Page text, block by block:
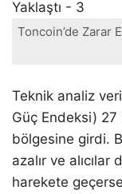
Toncoin’de Zarar
Teknik analiz
Güç Endeksi) 27
bölgesine girdi.
azalır ve alıcılar
harekete